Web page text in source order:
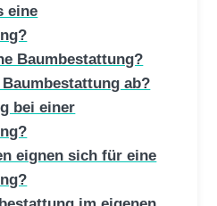
eine
Baumbestattung?
ab?
bei einer
eignen sich für eine